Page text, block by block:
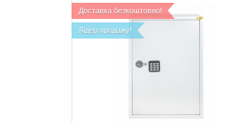
Доставка безкоштовно!
Лідер продажу!